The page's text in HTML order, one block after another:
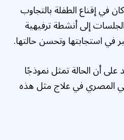
في إقناع الطفلة بالتجاوب
إلى أنشطة ترفيهية
في استجابتها وتحسن حالتها.
على أن الحالة تمثل نموذجًا
المصري في علاج مثل هذه